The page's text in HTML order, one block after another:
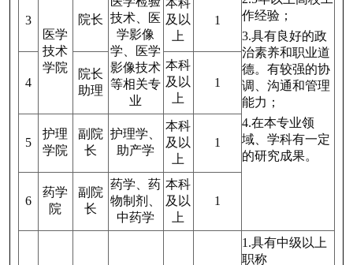
作经验；
3.具有良好的政
治素养和职业道
德。有较强的协
调、沟通和管理
能力；
4.在本专业领
域、学科有一定
的研究成果。
3
医学
技术
学院
院长
技术、医
学影像
学、医学
影像技术
等相关专
业
本科
及以
上
1
4
院长
助理
本科
及以
上
1
5
护理
学院
副院
长
护理学、
助产学
本科
及以
上
1
6
药学
院
副院
长
药学、药
物制剂、
中药学
本科
及以
上
1
1.具有中级以上
职称